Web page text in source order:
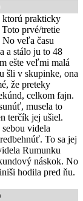
ktorú prakticky
prvé/tretie
No veľa času
a stálo ju to 48
ešte veľmi malá
šli v skupinke, ona
že preteky
celkom fajn.
musela to
terčík jej ušiel.
videla
To sa jej
Rumunku
náskok. No
hodila pred ňu.